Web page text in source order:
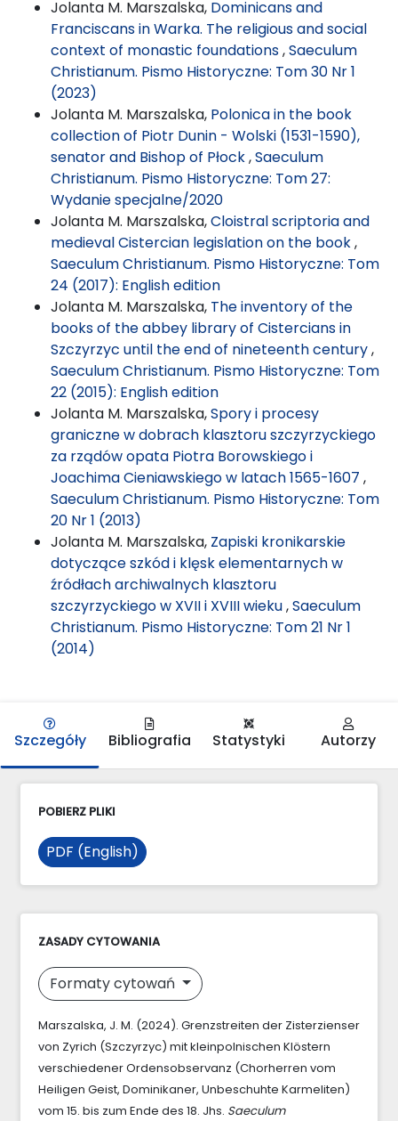
Jolanta M. Marszalska, Dominicans and
Franciscans in Warka. The religious and social
context of monastic foundations,Saeculum
Christianum. Pismo Historyczne: Tom 30 Nr 1
(2023)
Jolanta M. Marszalska, Polonica in the book
collection of Piotr Dunin - Wolski (1531-1590),
senator and Bishop of Płock,Saeculum
Christianum. Pismo Historyczne: Tom 27:
Wydanie specjalne/2020
Jolanta M. Marszalska,Cloistral scriptoria and
medieval Cistercian legislation on the book,
Saeculum Christianum. Pismo Historyczne: Tom
24 (2017): English edition
Jolanta M. Marszalska, The inventory of the
books of the abbey library of Cistercians in
Szczyrzyc until the end of nineteenth century,
Saeculum Christianum. Pismo Historyczne: Tom
22 (2015): English edition
Jolanta M. Marszalska,Spory i procesy
graniczne w dobrach klasztoru szczyrzyckiego
za rządów opata Piotra Borowskiego i
Joachima Cieniawskiego w latach 1565-1607 ,
Saeculum Christianum. Pismo Historyczne: Tom
20 Nr 1 (2013)
Jolanta M. Marszalska, Zapiski kronikarskie
dotyczące szkód i klęsk elementarnych w
źródłach archiwalnych klasztoru
szczyrzyckiego w XVII i XVIII wieku,Saeculum
Christianum. Pismo Historyczne: Tom 21 Nr 1
(2014)
Szczegóły Bibliografia Statystyki Autorzy
POBIERZ PLIKI
PDF (English)
ZASADY CYTOWANIA
Formaty cytowań
Marszalska, J. M. (2024). Grenzstreiten der Zisterzienser
von Zyrich (Szczyrzyc) mit kleinpolnischen Klöstern
verschiedener Ordensobservanz (Chorherren vom
Heiligen Geist, Dominikaner, Unbeschuhte Karmeliten)
vom 15. bis zum Ende des 18. Jhs. Saeculum